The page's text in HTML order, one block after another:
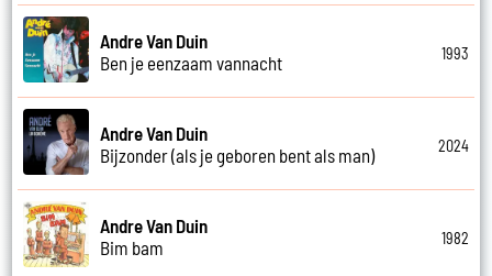
Andre Van Duin
Ben je eenzaam vannacht
1993
Andre Van Duin
Bijzonder (als je geboren bent als man)
2024
Andre Van Duin
Bim bam
1982